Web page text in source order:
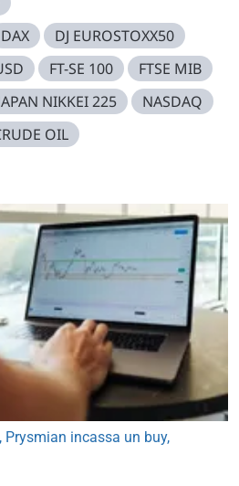
DAX
DJ EUROSTOXX50
FT-SE 100
FTSE MIB
NIKKEI 225
NASDAQ
OIL
incassa un buy,